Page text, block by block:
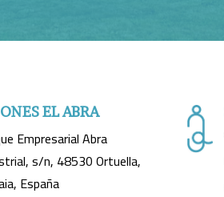
EL ABRA
Empresarial Abra
s/n, 48530 Ortuella,
España